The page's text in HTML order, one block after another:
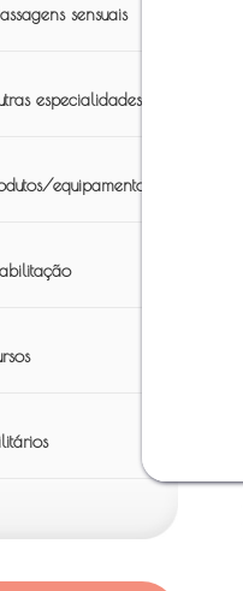
sensuais
especialidades
equipamentos